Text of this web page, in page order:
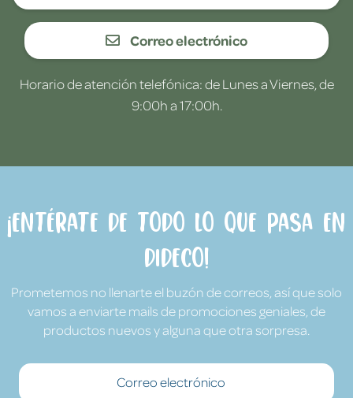
Correo electrónico
Horario de atención telefónica: de Lunes a Viernes, de
9:00h a 17:00h.
¡Entérate de todo lo que pasa en
Dideco!
Prometemos no llenarte el buzón de correos, así que solo
vamos a enviarte mails de promociones geniales, de
productos nuevos y alguna que otra sorpresa.